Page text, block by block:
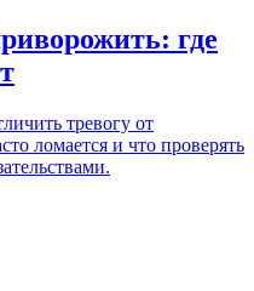
где
тревогу от
ломается и что проверять